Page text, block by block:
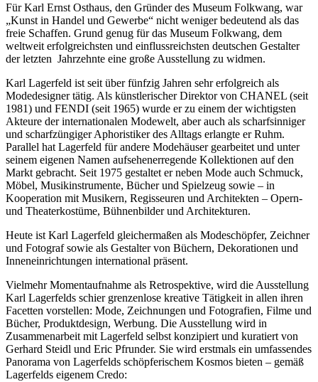
Für Karl Ernst Osthaus, den Gründer des Museum Folkwang, war
„Kunst in Handel und Gewerbe“ nicht weniger bedeutend als das
freie Schaffen. Grund genug für das Museum Folkwang, dem
weltweit erfolgreichsten und einflussreichsten deutschen Gestalter
der letzten Jahrzehnte eine große Ausstellung zu widmen.
Karl Lagerfeld ist seit über fünfzig Jahren sehr erfolgreich als
Modedesigner tätig. Als künstlerischer Direktor von CHANEL (seit
1981) und FENDI (seit 1965) wurde er zu einem der wichtigsten
Akteure der internationalen Modewelt, aber auch als scharfsinniger
und scharfzüngiger Aphoristiker des Alltags erlangte er Ruhm.
Parallel hat Lagerfeld für andere Modehäuser gearbeitet und unter
seinem eigenen Namen aufsehenerregende Kollektionen auf den
Markt gebracht. Seit 1975 gestaltet er neben Mode auch Schmuck,
Möbel, Musikinstrumente, Bücher und Spielzeug sowie – in
Kooperation mit Musikern, Regisseuren und Architekten – Opern-
und Theaterkostüme, Bühnenbilder und Architekturen.
Heute ist Karl Lagerfeld gleichermaßen als Modeschöpfer, Zeichner
und Fotograf sowie als Gestalter von Büchern, Dekorationen und
Inneneinrichtungen international präsent.
Vielmehr Momentaufnahme als Retrospektive, wird die Ausstellung
Karl Lagerfelds schier grenzenlose kreative Tätigkeit in allen ihren
Facetten vorstellen: Mode, Zeichnungen und Fotografien, Filme und
Bücher, Produktdesign, Werbung. Die Ausstellung wird in
Zusammenarbeit mit Lagerfeld selbst konzipiert und kuratiert von
Gerhard Steidl und Eric Pfrunder. Sie wird erstmals ein umfassendes
Panorama von Lagerfelds schöpferischem Kosmos bieten – gemäß
Lagerfelds eigenem Credo: